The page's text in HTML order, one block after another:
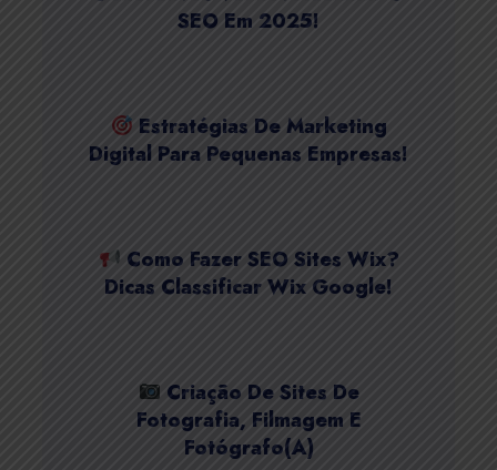
SEO Em 2025!
Estratégias De Marketing
Digital Para Pequenas Empresas!
Como Fazer SEO Sites Wix?
Dicas Classificar Wix Google!
Criação De Sites De
Fotografia, Filmagem E
Fotógrafo(a)